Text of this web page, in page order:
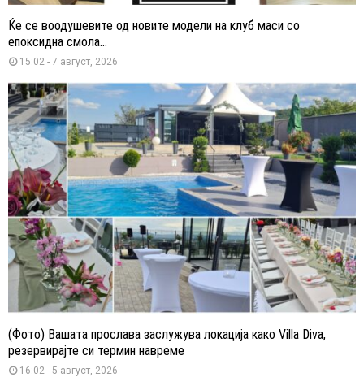
Ќе се воодушевите од новите модели на клуб маси со
епоксидна смола...
15:02 - 7 август, 2026
(Фото) Вашата прослава заслужува локација како Villa Diva,
резервирајте си термин навреме
16:02 - 5 август, 2026